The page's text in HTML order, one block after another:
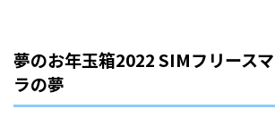
夢のお年玉箱2022 SIMフリース
ラの夢